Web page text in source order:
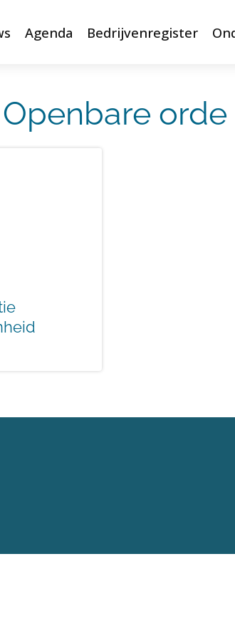
Agenda Bedrijvenregister